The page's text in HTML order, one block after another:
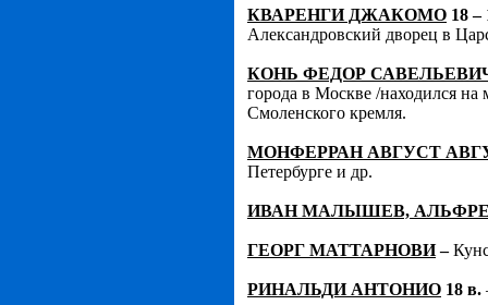
КВАРЕНГИ ДЖАКОМО 18 –
Александровский дворец в
КОНЬ ФЕДОР
города в Москве /находился на
Смоленского кремля.
МОНФЕРРАН АВГУСТ
Петербурге и др.
ИВАН МАЛЫШЕВ,
ГЕОРГ МАТТАРНОВИ–
РИНАЛЬДИ АНТОНИО 18 в.